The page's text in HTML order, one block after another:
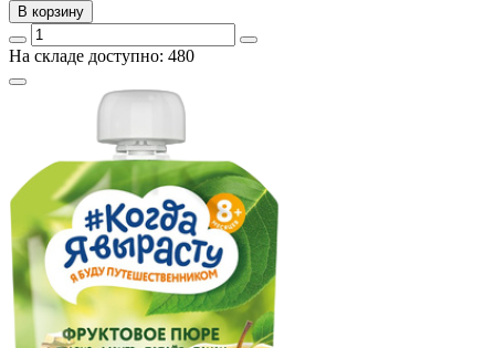
В корзину
На складе доступно: 480